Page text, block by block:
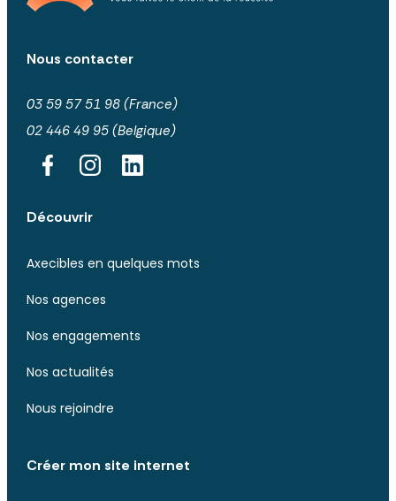
Nous contacter
03 59 57 51 98 (France)
02 446 49 95 (Belgique)
Découvrir
Axecibles en quelques mots
Nos agences
Nos engagements
Nos actualités
Nous rejoindre
Créer mon site internet